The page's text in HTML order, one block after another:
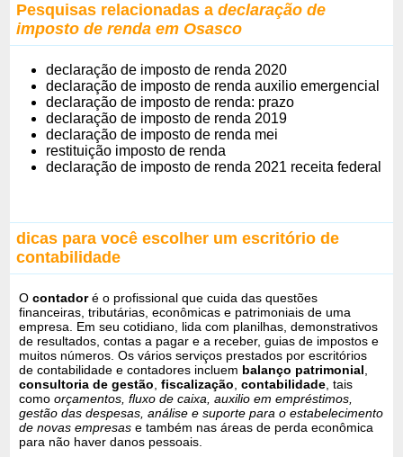
Pesquisas relacionadas adeclaração de
imposto de renda em Osasco
declaração de imposto de renda 2020
declaração de imposto de renda auxilio emergencial
declaração de imposto de renda: prazo
declaração de imposto de renda 2019
declaração de imposto de renda mei
restituição imposto de renda
declaração de imposto de renda 2021 receita federal
dicas para você escolher um escritório de
contabilidade
Ocontadoré o profissional que cuida das questões
financeiras, tributárias, econômicas e patrimoniais de uma
empresa. Em seu cotidiano, lida com planilhas, demonstrativos
de resultados, contas a pagar e a receber, guias de impostos e
muitos números. Os vários serviços prestados por escritórios
de contabilidade e contadores incluem balanço patrimonial
consultoria de gestão ,fiscalização ,contabilidade , tais
comoorçamentos, fluxo de caixa, auxilio em empréstimos,
gestão das despesas, análise e suporte para o estabelecimento
de novas empresas e também nas áreas de perda econômica
para não haver danos pessoais.